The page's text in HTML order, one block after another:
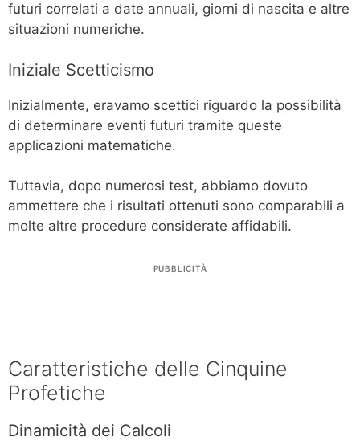
futuri correlati a date annuali, giorni di nascita e altre
situazioni numeriche.
Iniziale Scetticismo
Inizialmente, eravamo scettici riguardo la possibilità
di determinare eventi futuri tramite queste
applicazioni matematiche.
Tuttavia, dopo numerosi test, abbiamo dovuto
ammettere che i risultati ottenuti sono comparabili a
molte altre procedure considerate affidabili.
PUBBLICITÀ
Caratteristiche delle Cinquine
Profetiche
Dinamicità dei Calcoli